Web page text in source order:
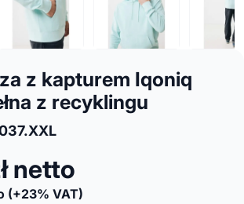
z kapturem Iqoniq
z recyklingu
netto
(+23% VAT)